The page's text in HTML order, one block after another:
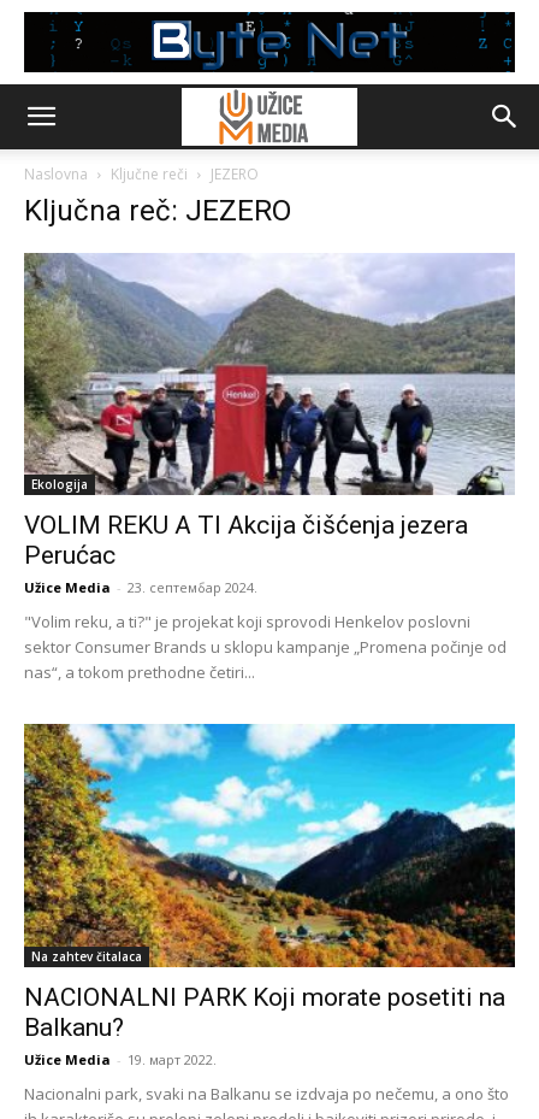
Naslovna Ključne reči JEZERO
Ključna reč: JEZERO
Ekologija
VOLIM REKU A TI Akcija čišćenja jezera
Perućac
Užice Media - 23. септембар 2024.
"Volim reku, a ti?" je projekat koji sprovodi Henkelov poslovni
sektor Consumer Brands u sklopu kampanje „Promena počinje od
nas“, a tokom prethodne četiri...
Na zahtev čitalaca
NACIONALNI PARK Koji morate posetiti na
Balkanu?
Užice Media - 19. март 2022.
Nacionalni park, svaki na Balkanu se izdvaja po nečemu, a ono što